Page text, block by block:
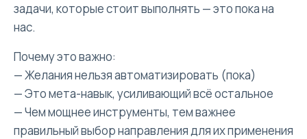
задачи, которые стоит выполнять — это пока на
нас.
Почему это важно:
— Желания нельзя автоматизировать (пока)
— Это мета-навык, усиливающий всё остальное
— Чем мощнее инструменты, тем важнее
правильный выбор направления для их применения